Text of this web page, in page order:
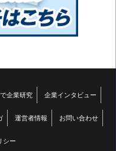
企業研究 企業インタビュー
運営者情報 お問い合わせ
シー